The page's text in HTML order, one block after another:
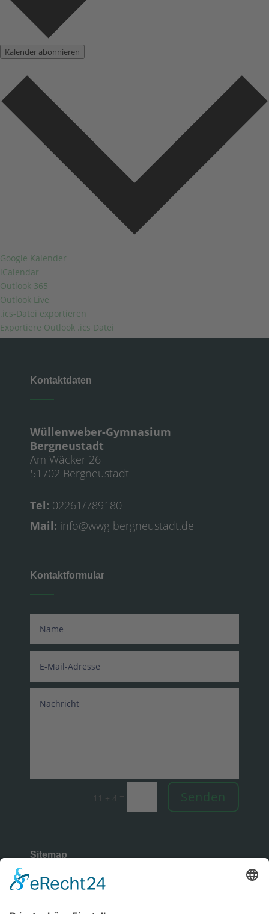
Kalender abonnieren
Google Kalender
iCalendar
Outlook 365
Outlook Live
.ics-Datei exportieren
Exportiere Outlook .ics Datei
Kontaktdaten
Wüllenweber-Gymnasium
Bergneustadt
Am Wäcker 26
51702 Bergneustadt
Tel: 02261/789180
Mail: info@wwg-bergneustadt.de
Kontaktformular
11 + 4 = Senden
Sitemap